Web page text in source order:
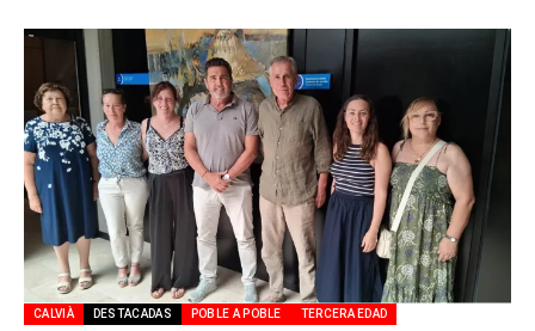
CALVIÀ DESTACADAS POBLE A POBLE TERCERA EDAD